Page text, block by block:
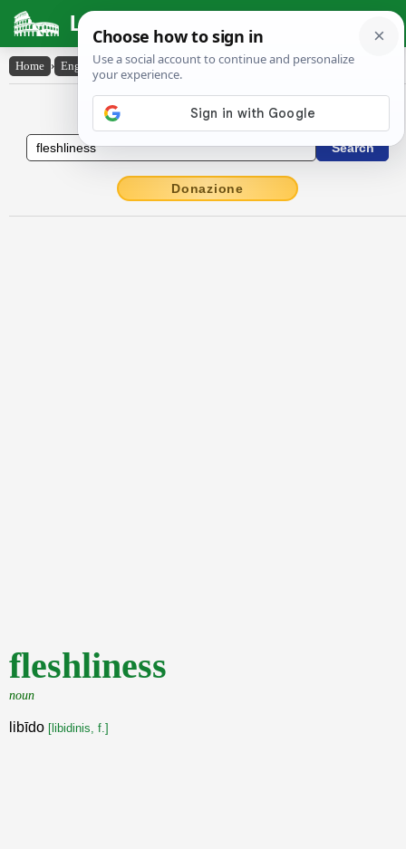
Latin Dictionary
Home › English-Latin › fleshliness
English to Latin Dictionary
Donazione
fleshliness
noun
libīdo [libidinis, f.]